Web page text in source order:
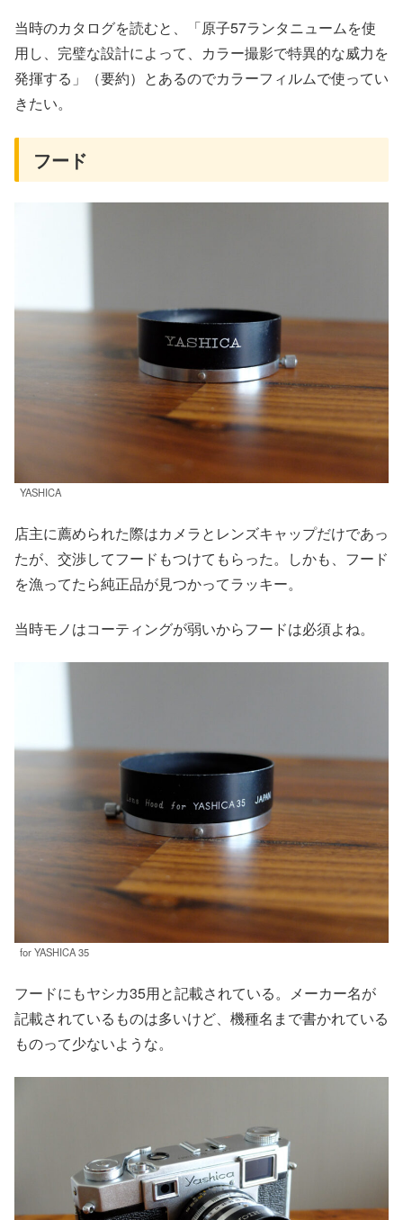
当時のカタログを読むと、「原子57ランタニュームを使
用し、完璧な設計によって、カラー撮影で特異的な威力を
発揮する」（要約）とあるのでカラーフィルムで使ってい
きたい。
フード
YASHICA
店主に薦められた際はカメラとレンズキャップだけであっ
たが、交渉してフードもつけてもらった。しかも、フード
を漁ってたら純正品が見つかってラッキー。
当時モノはコーティングが弱いからフードは必須よね。
for YASHICA 35
フードにもヤシカ35用と記載されている。メーカー名が
記載されているものは多いけど、機種名まで書かれている
ものって少ないような。